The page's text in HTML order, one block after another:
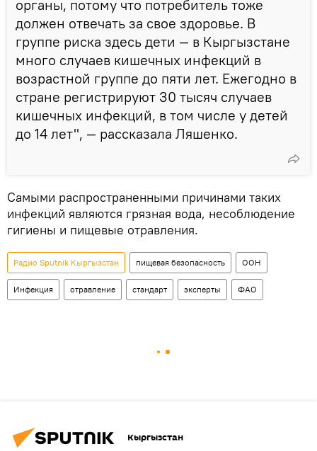
органы, потому что потребитель тоже
должен отвечать за свое здоровье. В
группе риска здесь дети — в Кыргызстане
много случаев кишечных инфекций в
возрастной группе до пяти лет. Ежегодно в
стране регистрируют 30 тысяч случаев
кишечных инфекций, в том числе у детей
до 14 лет", — рассказала Ляшенко.
Самыми распространенными причинами таких
инфекций являются грязная вода, несоблюдение
гигиены и пищевые отравления.
Радио Sputnik Кыргызстан пищевая безопасность ООН
Инфекция отравление стандарт эксперты ФАО
Кыргызстан